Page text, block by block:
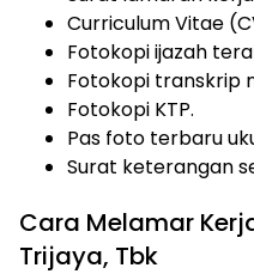
Curriculum Vitae
Fotokopi ijazah
Fotokopi transkrip
Fotokopi KTP.
Pas foto terbaru
Surat keterangan
Cara Melamar
Trijaya, Tbk